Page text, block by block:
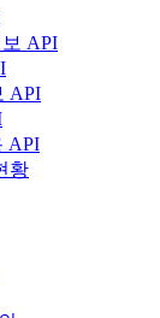
API
API
API
황